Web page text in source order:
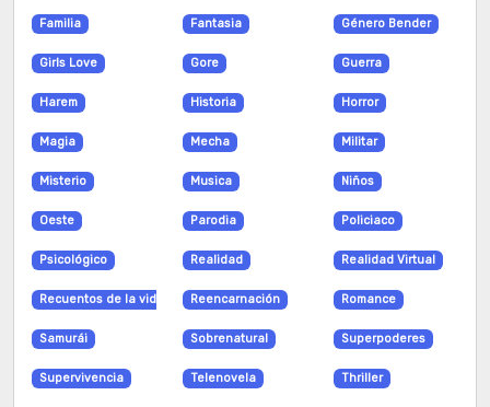
Familia Fantasia Género Bender
Girls Love Gore Guerra
Harem Historia Horror
Magia Mecha Militar
Misterio Musica Niños
Oeste Parodia Policiaco
Psicológico Realidad Realidad Virtual
Recuentos de la vida Reencarnación Romance
Samurái Sobrenatural Superpoderes
Supervivencia Telenovela Thriller